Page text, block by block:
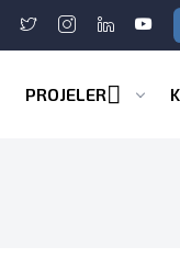
PROJELER